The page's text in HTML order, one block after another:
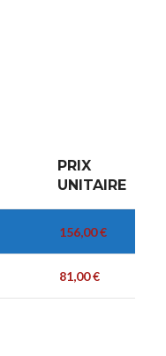
PRIX
UNITAIRE
156,00€
81,00€